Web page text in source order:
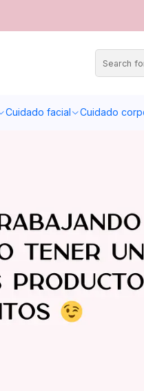
Cuidado facial Cuidado